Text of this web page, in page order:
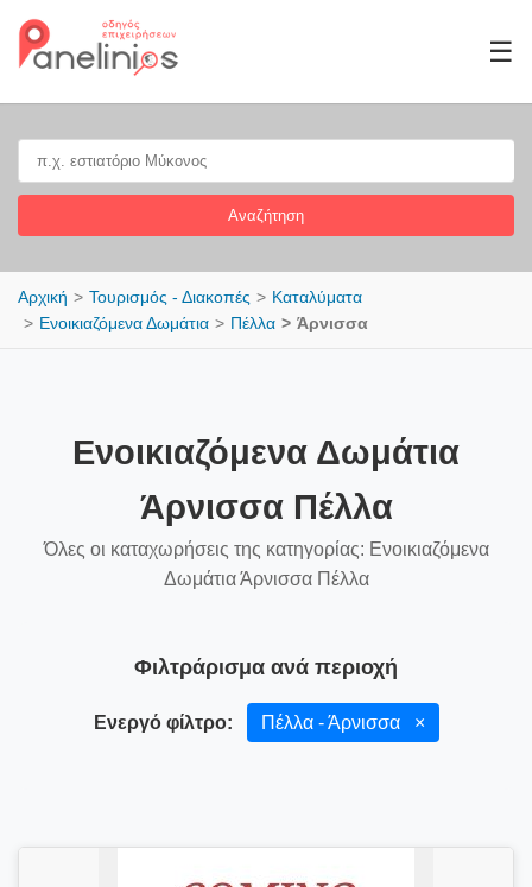
☰
Αναζήτηση
Αρχική Τουρισμός - Διακοπές
Καταλύματα
Ενοικιαζόμενα Δωμάτια
Πέλλα Άρνισσα
Ενοικιαζόμενα Δωμάτια
Άρνισσα Πέλλα
Όλες οι καταχωρήσεις της κατηγορίας: Ενοικιαζόμενα
Δωμάτια Άρνισσα Πέλλα
Φιλτράρισμα ανά περιοχή
Ενεργό φίλτρο: Πέλλα - Άρνισσα ×